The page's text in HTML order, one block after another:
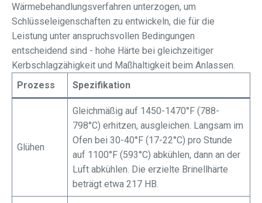
Wärmebehandlungsverfahren unterzogen, um
Schlüsseleigenschaften zu entwickeln, die für die
Leistung unter anspruchsvollen Bedingungen
entscheidend sind - hohe Härte bei gleichzeitiger
Kerbschlagzähigkeit und Maßhaltigkeit beim Anlassen.
Prozess
Spezifikation
Glühen
Gleichmäßig auf 1450-1470°F (788-
798°C) erhitzen, ausgleichen. Langsam im
Ofen bei 30-40°F (17-22°C) pro Stunde
auf 1100°F (593°C) abkühlen, dann an der
Luft abkühlen. Die erzielte Brinellhärte
beträgt etwa 217 HB.